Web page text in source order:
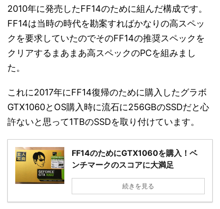
2010年に発売したFF14のために組んだ構成です。
FF14は当時の時代を勘案すればかなりの高スペッ
クを要求していたのでそのFF14の推奨スペックを
クリアするまあまあ高スペックのPCを組みまし
た。
これに2017年にFF14復帰のために購入したグラボ
GTX1060とOS購入時に流石に256GBのSSDだと心
許ないと思って1TBのSSDを取り付けています。
FF14のためにGTX1060を購入！ベ
ンチマークのスコアに大満足
続きを見る